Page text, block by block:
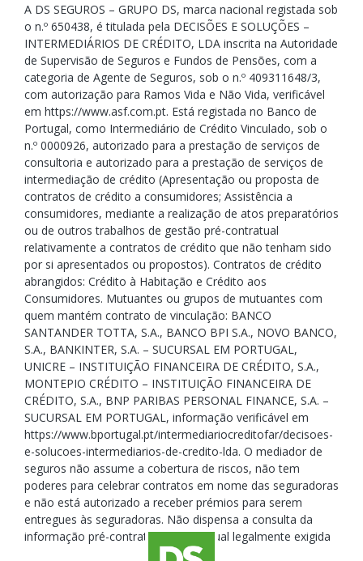
A DS SEGUROS – GRUPO DS, marca nacional registada sob
o n.º 650438, é titulada pela DECISÕES E SOLUÇÕES –
INTERMEDIÁRIOS DE CRÉDITO, LDA inscrita na Autoridade
de Supervisão de Seguros e Fundos de Pensões, com a
categoria de Agente de Seguros, sob o n.º 409311648/3,
com autorização para Ramos Vida e Não Vida, verificável
em https://www.asf.com.pt. Está registada no Banco de
Portugal, como Intermediário de Crédito Vinculado, sob o
n.º 0000926, autorizado para a prestação de serviços de
consultoria e autorizado para a prestação de serviços de
intermediação de crédito (Apresentação ou proposta de
contratos de crédito a consumidores; Assistência a
consumidores, mediante a realização de atos preparatórios
ou de outros trabalhos de gestão pré-contratual
relativamente a contratos de crédito que não tenham sido
por si apresentados ou propostos). Contratos de crédito
abrangidos: Crédito à Habitação e Crédito aos
Consumidores. Mutuantes ou grupos de mutuantes com
quem mantém contrato de vinculação: BANCO
SANTANDER TOTTA, S.A., BANCO BPI S.A., NOVO BANCO,
S.A., BANKINTER, S.A. – SUCURSAL EM PORTUGAL,
UNICRE – INSTITUIÇÃO FINANCEIRA DE CRÉDITO, S.A.,
MONTEPIO CRÉDITO – INSTITUIÇÃO FINANCEIRA DE
CRÉDITO, S.A., BNP PARIBAS PERSONAL FINANCE, S.A. –
SUCURSAL EM PORTUGAL, informação verificável em
https://www.bportugal.pt/intermediariocreditofar/decisoes-
e-solucoes-intermediarios-de-credito-lda. O mediador de
seguros não assume a cobertura de riscos, não tem
poderes para celebrar contratos em nome das seguradoras
e não está autorizado a receber prémios para serem
entregues às seguradoras. Não dispensa a consulta da
informação pré-contratual e contratual legalmente exigida